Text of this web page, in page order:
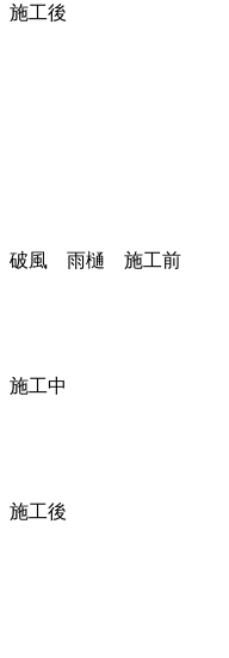
施工後
破風 雨樋 施工前
施工中
施工後